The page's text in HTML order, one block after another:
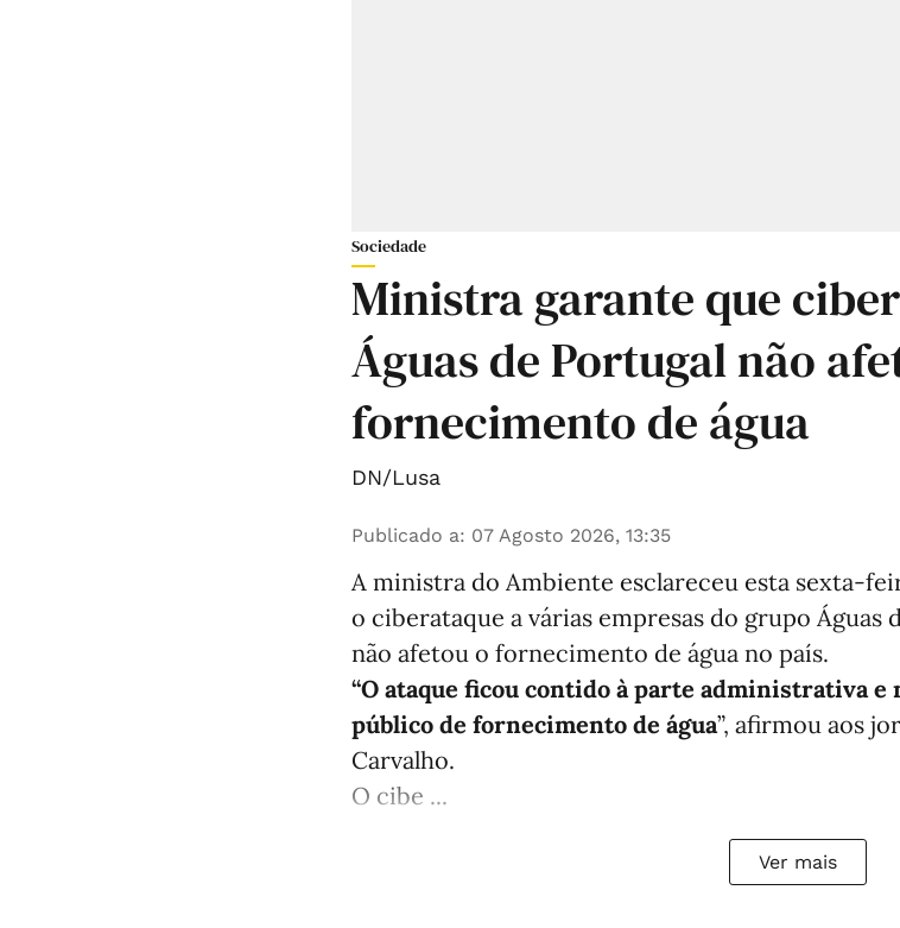
Sociedade
Ministra garante que
Águas de Portugal não
fornecimento de água
DN/Lusa
Publicado a: 07 Agosto 2026, 13:35
A ministra do Ambiente esclareceu esta sexta-
o ciberataque a várias empresas do grupo Águas
não afetou o fornecimento de água no país.
“O ataque ficou contido à parte administrativa e
público de fornecimento de água”, afirmou aos
Carvalho.
O cibe ...
Ver mais